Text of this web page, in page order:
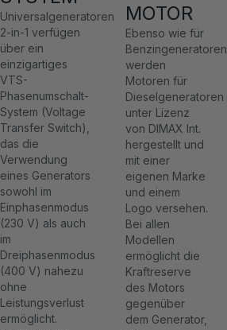
Universalgeneratoren
2-in-1 verfügen
über ein
einzigartiges
VTS-
Phasenumschalt-
System (Voltage
Transfer Switch),
das die
Verwendung
eines Generators
sowohl im
Einphasenmodus
(230 V) als auch
im
Dreiphasenmodus
(400 V) nahezu
ohne
Leistungsverlust
ermöglicht.
MOTOR
Ebenso wie für
Benzingeneratoren,
werden
Motoren für
Dieselgeneratoren
unter Lizenz
von DIMAX Int.
hergestellt und
mit einer
eigenen Marke
und einem
Logo versehen.
Bei allen
Modellen
ermöglicht die
Kraftreserve
des Motors
gegenüber
dem Generator,